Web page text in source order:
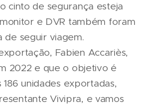
cinto de segurança esteja
e DVR também foram
de seguir viagem.
Fabien Accariès,
2022 e que o objetivo é
unidades exportadas,
Vivipra, e vamos